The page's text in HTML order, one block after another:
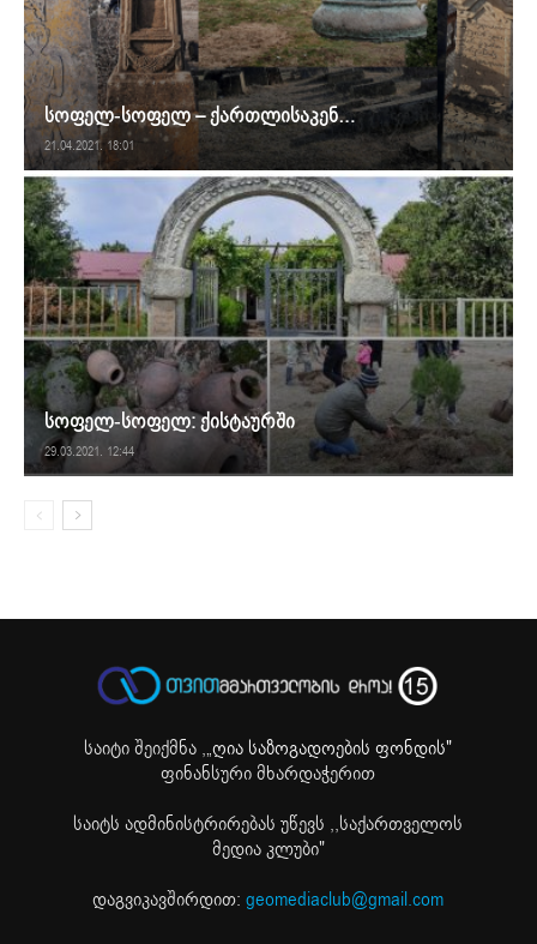
სოფელ-სოფელ – ქართლისაკენ…
21.04.2021. 18:01
სოფელ-სოფელ: ქისტაურში
29.03.2021. 12:44
საიტი შეიქმნა ,„ღია საზოგადოების ფონდის"
ფინანსური მხარდაჭერით
საიტს ადმინისტრირებას უწევს ,,საქართველოს
მედია კლუბი"
დაგვიკავშირდით:geomediaclub@gmail.com